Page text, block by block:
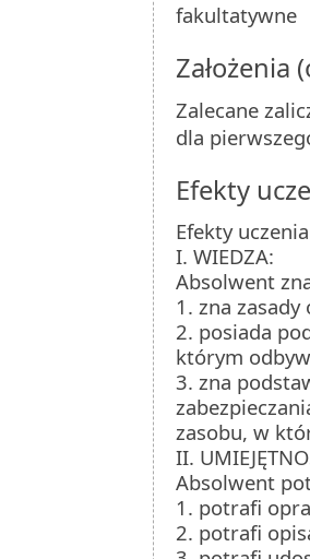
fakultatywne
Założenia
Zalecane
dla
Efekty
Efekty
I. WIEDZA:
Absolwent
1. zna
2. posiada
którym
3. zna
zasobu, w
II.
Absolwent
1. potrafi
2. potrafi